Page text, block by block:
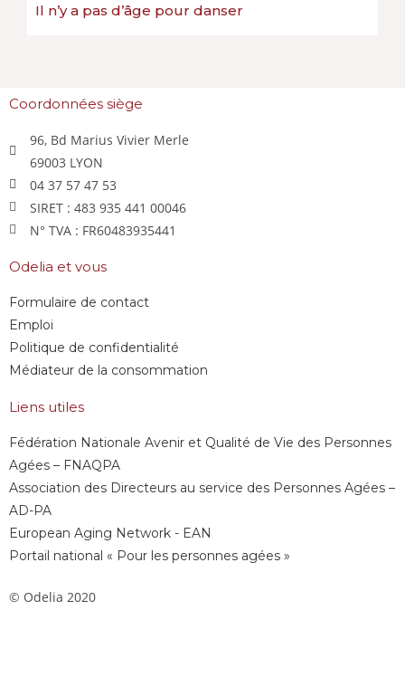
Il n’y a pas d’âge pour danser
Coordonnées siège
96, Bd Marius Vivier Merle
69003 LYON
04 37 57 47 53
SIRET : 483 935 441 00046
N° TVA : FR60483935441
Odelia et vous
Formulaire de contact
Emploi
Politique de confidentialité
Médiateur de la consommation
Liens utiles
Fédération Nationale Avenir et Qualité de Vie des Personnes
Agées – FNAQPA
Association des Directeurs au service des Personnes Agées –
AD-PA
European Aging Network - EAN
Portail national « Pour les personnes agées »
© Odelia 2020